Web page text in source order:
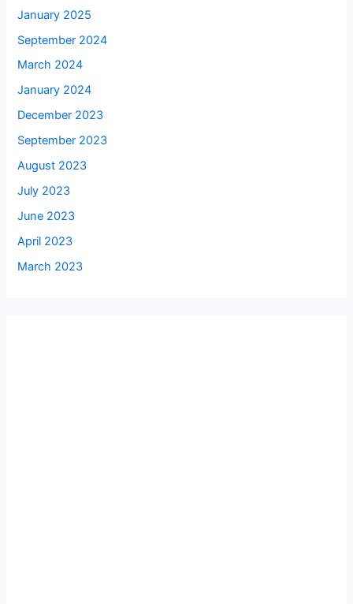
January 2025
September 2024
March 2024
January 2024
December 2023
September 2023
August 2023
July 2023
June 2023
April 2023
March 2023